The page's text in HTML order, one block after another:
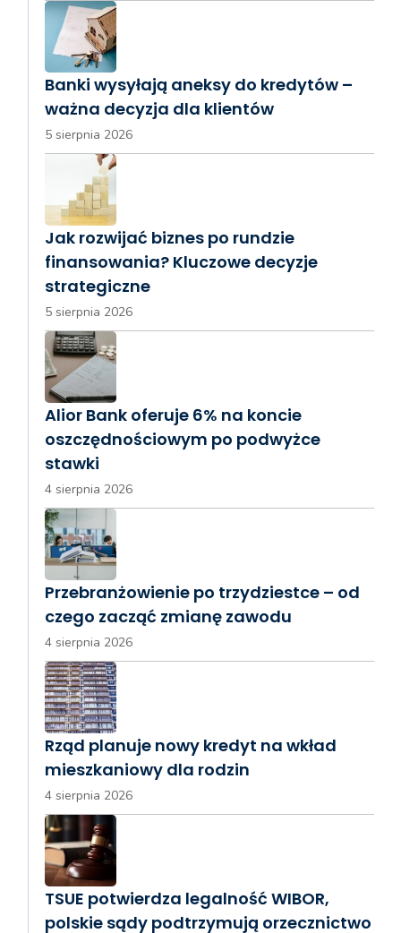
Banki wysyłają aneksy do kredytów –
ważna decyzja dla klientów
5 sierpnia 2026
Jak rozwijać biznes po rundzie
finansowania? Kluczowe decyzje
strategiczne
5 sierpnia 2026
Alior Bank oferuje 6% na koncie
oszczędnościowym po podwyżce
stawki
4 sierpnia 2026
Przebranżowienie po trzydziestce – od
czego zacząć zmianę zawodu
4 sierpnia 2026
Rząd planuje nowy kredyt na wkład
mieszkaniowy dla rodzin
4 sierpnia 2026
TSUE potwierdza legalność WIBOR,
polskie sądy podtrzymują orzecznictwo